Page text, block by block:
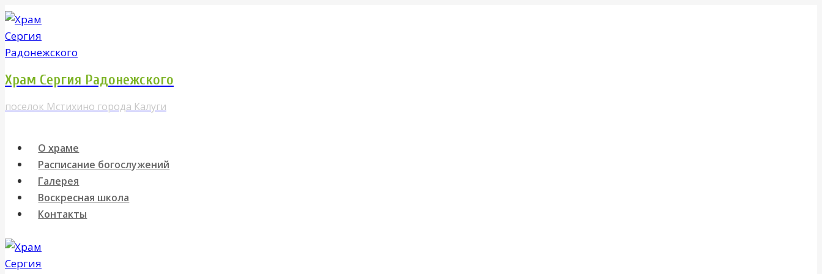
Перейти
к
содержимому
Храм Сергия Радонежского
поселок Мстихино города Калуги
О храме
Расписание богослужений
Галерея
Воскресная школа
Контакты